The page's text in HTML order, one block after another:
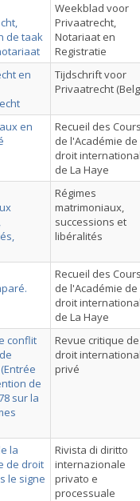
de taak
Weekblad voor
Privaatrecht,
Notariaat en
Registratie
en
Tijdschrift voor
Privaatrecht
en
Recueil des
de l'Académie de
droit
de La Haye
Régimes
matrimoniaux,
successions et
libéralités
Recueil des
de l'Académie de
droit
de La Haye
conflit
de
sur la
Revue critique de
droit
privé
la
de droit
le signe
Rivista di diritto
internazionale
privato e
processuale